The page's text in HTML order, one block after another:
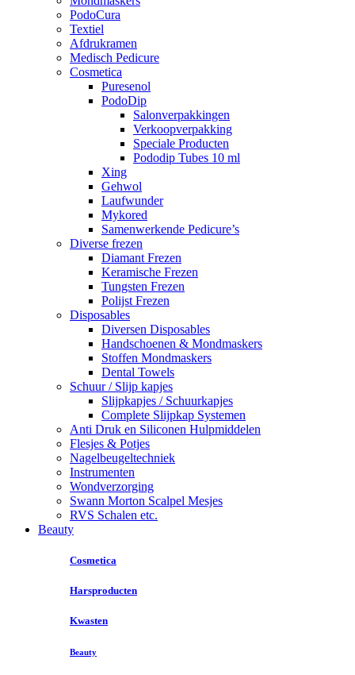
PodoCura
Textiel
Afdrukramen
Medisch Pedicure
Cosmetica
Puresenol
PodoDip
Salonverpakkingen
Verkoopverpakking
Speciale Producten
Pododip Tubes 10 ml
Xing
Gehwol
Laufwunder
Mykored
Samenwerkende Pedicure’s
Diverse frezen
Diamant Frezen
Keramische Frezen
Tungsten Frezen
Polijst Frezen
Disposables
Diversen Disposables
Handschoenen & Mondmaskers
Stoffen Mondmaskers
Dental Towels
Schuur / Slijp kapjes
Slijpkapjes / Schuurkapjes
Complete Slijpkap Systemen
Anti Druk en Siliconen Hulpmiddelen
Flesjes & Potjes
Nagelbeugeltechniek
Instrumenten
Wondverzorging
Swann Morton Scalpel Mesjes
RVS Schalen etc.
Beauty
Cosmetica
Harsproducten
Kwasten
Beauty